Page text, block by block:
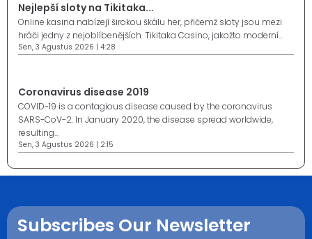
Nejlepší sloty na Tikitaka...
Online kasina nabízejí širokou škálu her, přičemž sloty jsou mezi
hráči jedny z nejoblíbenějších. Tikitaka Casino, jakožto moderní...
Sen, 3 Agustus 2026 | 4:28
Coronavirus disease 2019
COVID-19 is a contagious disease caused by the coronavirus
SARS-CoV-2. In January 2020, the disease spread worldwide,
resulting...
Sen, 3 Agustus 2026 | 2:15
Subscribes Our Newsletter